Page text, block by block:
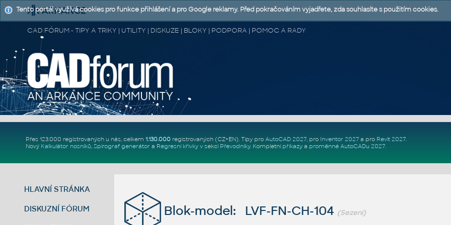
CAD FÓRUM - TIPY A TRIKY | UTILITY | DISKUZE | BLOKY | PODPORA | POMOC A RADY
Přes 123.000 registrovaných u nás, celkem 1.130.000registrovaných (CZ+EN). Tipy pro AutoCAD 2027, pro Inventor 2027a pro Revit 2027.
Nový Kalkulátor nosníků, Spirograf generátor a Regresní křivkyv sekci Převodníky. Kompletní příkazya proměnné AutoCADu 2027.
HLAVNÍ STRÁNKA
DISKUZNÍ FÓRUM Blok-model: LVF-FN-CH-104 (Sezení)
Tento portál využívá cookies pro funkce přihlášení a pro Google reklamy. Před pokračováním vyjadřete, zda souhlasíte s použitím cookies.